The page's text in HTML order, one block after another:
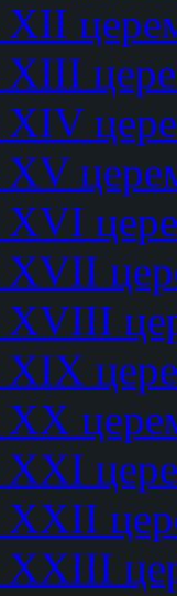
XII
XIII
XIV
XV
XVI
XVII
XVIII
XIX
XX
XXI
XXII
XXIII